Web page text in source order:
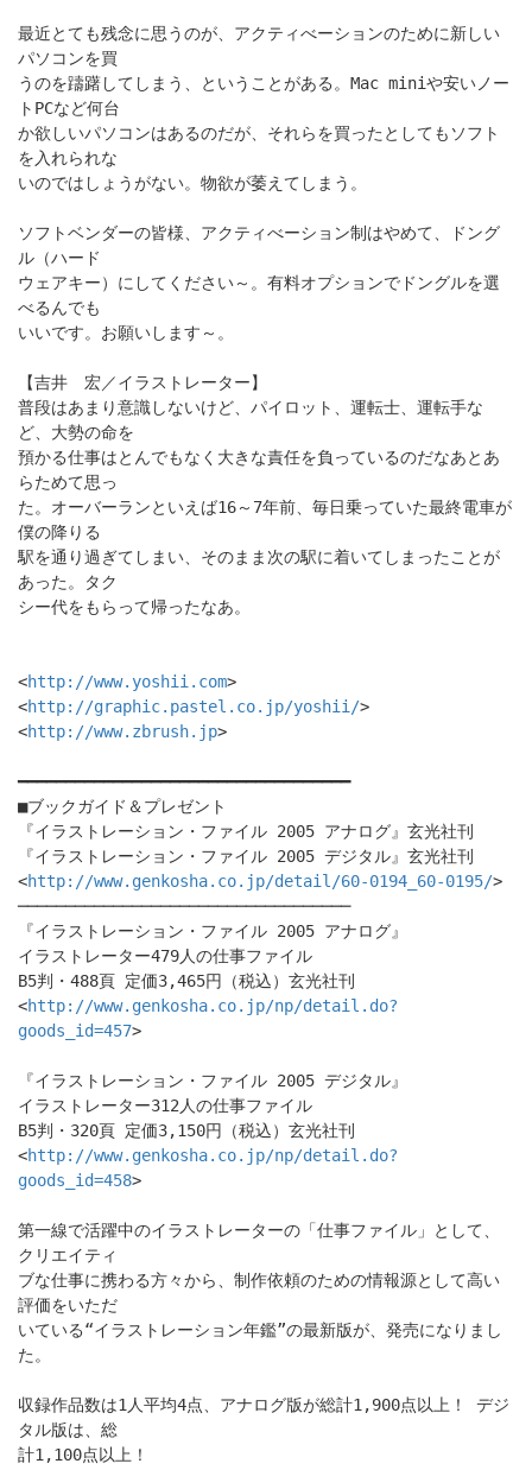
最近とても残念に思うのが、アクティべーションのために新しい
パソコンを買
うのを躊躇してしまう、ということがある。Mac miniや安いノー
トPCなど何台
か欲しいパソコンはあるのだが、それらを買ったとしてもソフト
を入れられな
いのではしょうがない。物欲が萎えてしまう。
ソフトベンダーの皆様、アクティべーション制はやめて、ドング
ル（ハード
ウェアキー）にしてください～。有料オプションでドングルを選
べるんでも
いいです。お願いします～。
【吉井 宏／イラストレーター】
普段はあまり意識しないけど、パイロット、運転士、運転手な
ど、大勢の命を
預かる仕事はとんでもなく大きな責任を負っているのだなあとあ
らためて思っ
た。オーバーランといえば16～7年前、毎日乗っていた最終電車が
僕の降りる
駅を通り過ぎてしまい、そのまま次の駅に着いてしまったことが
あった。タク
シー代をもらって帰ったなあ。
<http://www.yoshii.com>
<http://graphic.pastel.co.jp/yoshii/>
<http://www.zbrush.jp>
━━━━━━━━━━━━━━━━━━━━━━━━━━━━━━━━━━━
■ブックガイド＆プレゼント
『イラストレーション・ファイル 2005 アナログ』玄光社刊
『イラストレーション・ファイル 2005 デジタル』玄光社刊
<http://www.genkosha.co.jp/detail/60-0194_60-0195/>
───────────────────────────────────
『イラストレーション・ファイル 2005 アナログ』
イラストレーター479人の仕事ファイル
B5判・488頁 定価3,465円（税込）玄光社刊
<http://www.genkosha.co.jp/np/detail.do?
goods_id=457>
『イラストレーション・ファイル 2005 デジタル』
イラストレーター312人の仕事ファイル
B5判・320頁 定価3,150円（税込）玄光社刊
<http://www.genkosha.co.jp/np/detail.do?
goods_id=458>
第一線で活躍中のイラストレーターの「仕事ファイル」として、
クリエイティ
ブな仕事に携わる方々から、制作依頼のための情報源として高い
評価をいただ
いている“イラストレーション年鑑”の最新版が、発売になりまし
た。
収録作品数は1人平均4点、アナログ版が総計1,900点以上！ デジ
タル版は、総
計1,100点以上！